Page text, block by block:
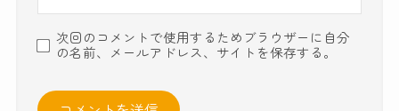
次回のコメントで使用するためブラウザーに自分
の名前、メールアドレス、サイトを保存する。